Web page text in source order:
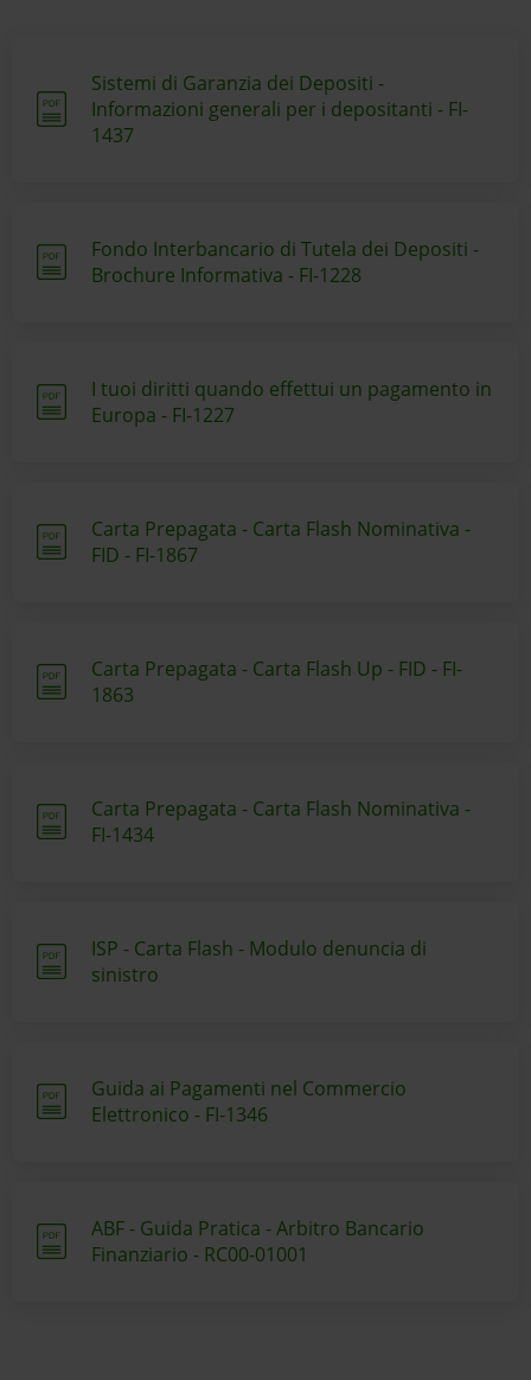
Sistemi di Garanzia dei Depositi -
Informazioni generali per i depositanti - FI-
1437
Fondo Interbancario di Tutela dei Depositi -
Brochure Informativa - FI-1228
I tuoi diritti quando effettui un pagamento in
Europa - FI-1227
Carta Prepagata - Carta Flash Nominativa -
FID - FI-1867
Carta Prepagata - Carta Flash Up - FID - FI-
1863
Carta Prepagata - Carta Flash Nominativa -
FI-1434
ISP - Carta Flash - Modulo denuncia di
sinistro
Guida ai Pagamenti nel Commercio
Elettronico - FI-1346
ABF - Guida Pratica - Arbitro Bancario
Finanziario - RC00-01001